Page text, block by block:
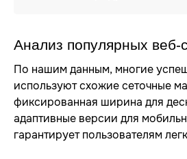
Анализ популярных веб-
По нашим данным, многие
используют схожие сеточные
фиксированная ширина для
адаптивные версии для
гарантирует пользователям